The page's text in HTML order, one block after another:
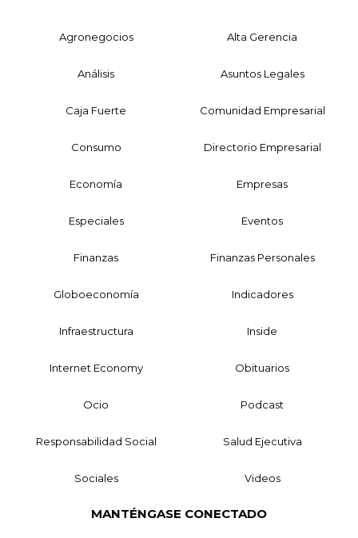
Agronegocios Alta Gerencia
Análisis Asuntos Legales
Caja Fuerte Comunidad Empresarial
Consumo Directorio Empresarial
Economía Empresas
Especiales Eventos
Finanzas Finanzas Personales
Globoeconomía Indicadores
Infraestructura Inside
Internet Economy Obituarios
Ocio Podcast
Responsabilidad Social Salud Ejecutiva
Sociales Videos
MANTÉNGASE CONECTADO